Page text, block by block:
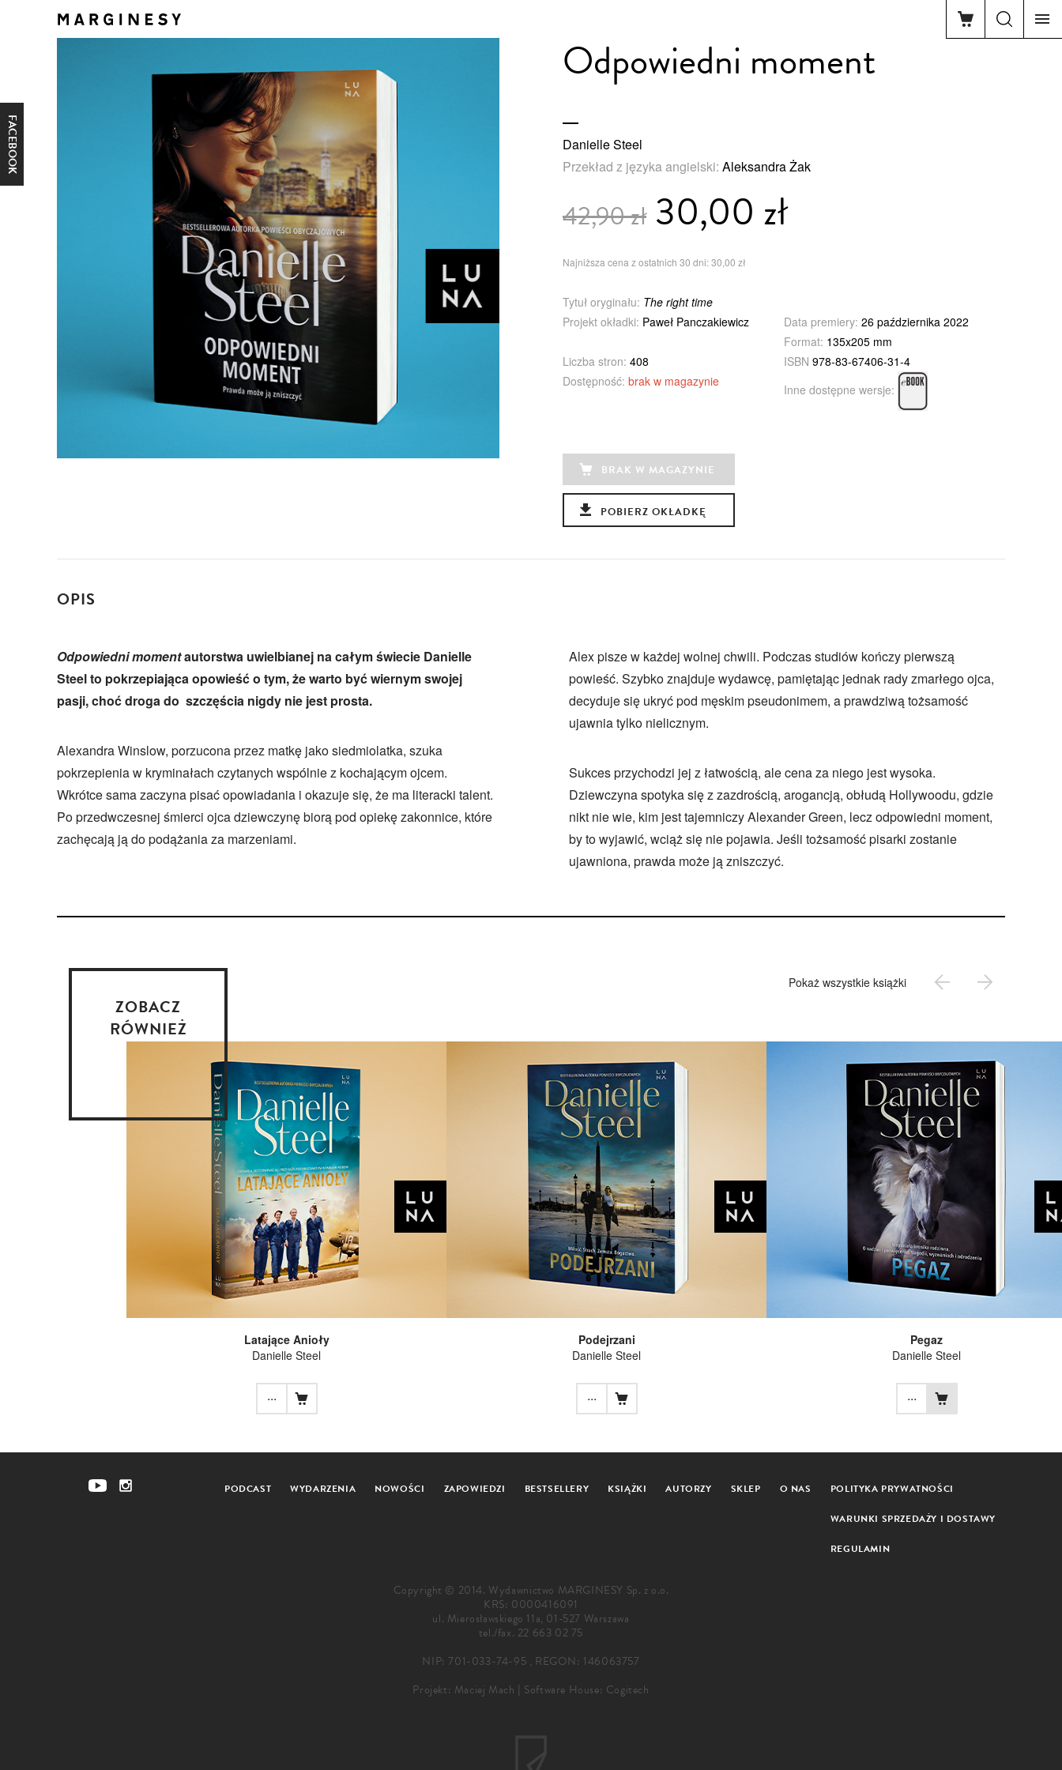
FACEBOOK
Odpowiedni moment
Danielle Steel
Przekład z języka angielski: Aleksandra Żak
42,90 zł30,00 zł
Najniższa cena z ostatnich 30 dni: 30,00 zł
Tytuł oryginału: The right time
Projekt okładki: Paweł Panczakiewicz Data premiery: 26 października 2022
Format: 135x205 mm
Liczba stron: 408 ISBN 978-83-67406-31-4
Dostępność: brak w magazynie
Inne dostępne wersje:
BRAK W MAGAZYNIE
POBIERZ OKŁADKĘ
OPIS
Odpowiedni momentautorstwa uwielbianej na całym świecie Danielle
Steel to pokrzepiająca opowieść o tym, że warto być wiernym swojej
pasji, choć droga do szczęścia nigdy nie jest prosta.
Alexandra Winslow, porzucona przez matkę jako siedmiolatka, szuka
pokrzepienia w kryminałach czytanych wspólnie z kochającym ojcem.
Wkrótce sama zaczyna pisać opowiadania i okazuje się, że ma literacki talent.
Po przedwczesnej śmierci ojca dziewczynę biorą pod opiekę zakonnice, które
zachęcają ją do podążania za marzeniami.
Alex pisze w każdej wolnej chwili. Podczas studiów kończy pierwszą
powieść. Szybko znajduje wydawcę, pamiętając jednak rady zmarłego ojca,
decyduje się ukryć pod męskim pseudonimem, a prawdziwą tożsamość
ujawnia tylko nielicznym.
Sukces przychodzi jej z łatwością, ale cena za niego jest wysoka.
Dziewczyna spotyka się z zazdrością, arogancją, obłudą Hollywoodu, gdzie
nikt nie wie, kim jest tajemniczy Alexander Green, lecz odpowiedni moment,
by to wyjawić, wciąż się nie pojawia. Jeśli tożsamość pisarki zostanie
ujawniona, prawda może ją zniszczyć.
ZOBACZ
RÓWNIEŻ
Pokaż wszystkie książki
Latające Anioły
Danielle Steel
...
Podejrzani
Danielle Steel
...
Pegaz
Danielle Steel
...
PODCAST WYDARZENIA NOWOŚCI ZAPOWIEDZI BESTSELLERY KSIĄŻKI AUTORZY SKLEP O NAS POLITYKA PRYWATNOŚCI
WARUNKI SPRZEDAŻY I DOSTAWY
REGULAMIN
Copyright © 2014. Wydawnictwo MARGINESY Sp. z o.o.
KRS: 0000416091
ul. Mierosławskiego 11a, 01-527 Warszawa
tel./fax. 22 663 02 75
NIP: 701-033-74-95 , REGON: 146063757
Projekt: Maciej Mach | Software House: Cogitech